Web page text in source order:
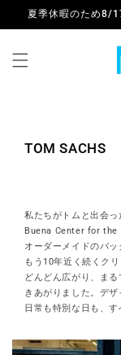
ンツに
進む
夏季休暇のため8/
TOM SACHS
私たちがトムと出会
Buena Center for the
オーダーメイドのバ
もう10年近く続くク
どんどん広がり、ま
きあがりました。デ
日常も特別な日も、す